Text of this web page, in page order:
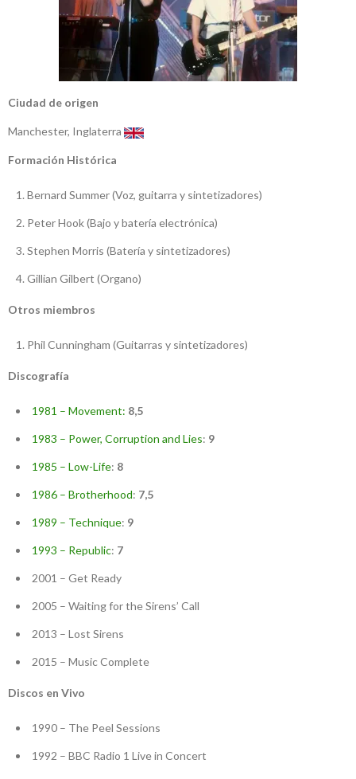
Ciudad de origen
Manchester, Inglaterra
Formación Histórica
Bernard Summer (Voz, guitarra y sintetizadores)
Peter Hook (Bajo y batería electrónica)
Stephen Morris (Batería y sintetizadores)
Gillian Gilbert (Organo)
Otros miembros
Phil Cunningham (Guitarras y sintetizadores)
Discografía
1981 – Movement: 8,5
1983 – Power, Corruption and Lies: 9
1985 – Low-Life: 8
1986 – Brotherhood: 7,5
1989 – Technique: 9
1993 – Republic: 7
2001 – Get Ready
2005 – Waiting for the Sirens’ Call
2013 – Lost Sirens
2015 – Music Complete
Discos en Vivo
1990 – The Peel Sessions
1992 – BBC Radio 1 Live in Concert